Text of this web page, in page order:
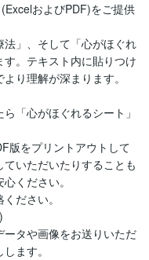
およびPDF)をご提供
」、そして「心がほぐれ
。テキスト内に貼りつけ
り理解が深まります。
「心がほぐれるシート」
版をプリントアウトして
いただいたりすることも
ください。
ださい。
タや画像をお送りいただ
ます。